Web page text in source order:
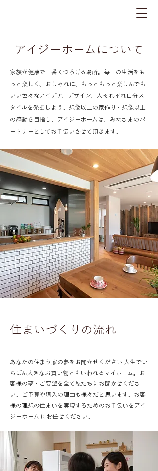
​アイジーホームについて
家族が健康で一番くつろげる場所。毎日の生活をも
っと楽しく、おしゃれに、もっともっと楽しんでも
いい色々なアイデア、デザイン、人それぞれ自分ス
タイルを発掘しよう。想像以上の家作り・想像以上
の感動を目指し、アイジーホームは、みなさまのパ
ートナーとしてお手伝いさせて頂きます。
住まいづくりの流れ
あなたの住まう家の夢をお聞かせください 人生でい
ちばん大きなお買い物ともいわれるマイホーム。お
客様の夢・ご要望を全て私たちにお聞かせくださ
い。ご予算や購入の理由も様々だと思います。お客
様の理想の住まいを実現するためのお手伝いをアイ
ジーホーム にお任せください。